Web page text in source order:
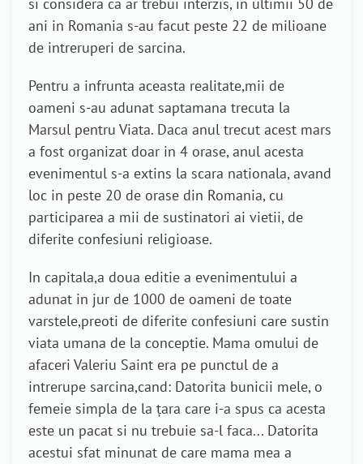
si considera ca ar trebui interzis, in ultimii 50 de
ani in Romania s-au facut peste 22 de milioane
de intreruperi de sarcina.
Pentru a infrunta aceasta realitate,mii de
oameni s-au adunat saptamana trecuta la
Marsul pentru Viata. Daca anul trecut acest mars
a fost organizat doar in 4 orase, anul acesta
evenimentul s-a extins la scara nationala, avand
loc in peste 20 de orase din Romania, cu
participarea a mii de sustinatori ai vietii, de
diferite confesiuni religioase.
In capitala,a doua editie a evenimentului a
adunat in jur de 1000 de oameni de toate
varstele,preoti de diferite confesiuni care sustin
viata umana de la conceptie. Mama omului de
afaceri Valeriu Saint era pe punctul de a
intrerupe sarcina,cand: Datorita bunicii mele, o
femeie simpla de la țara care i-a spus ca acesta
este un pacat si nu trebuie sa-l faca... Datorita
acestui sfat minunat de care mama mea a